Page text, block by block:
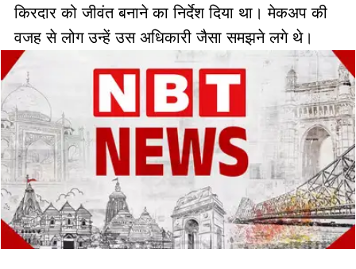
किरदार को जीवंत बनाने का निर्देश दिया था। मेकअप की
वजह से लोग उन्हें उस अधिकारी जैसा समझने लगे थे।